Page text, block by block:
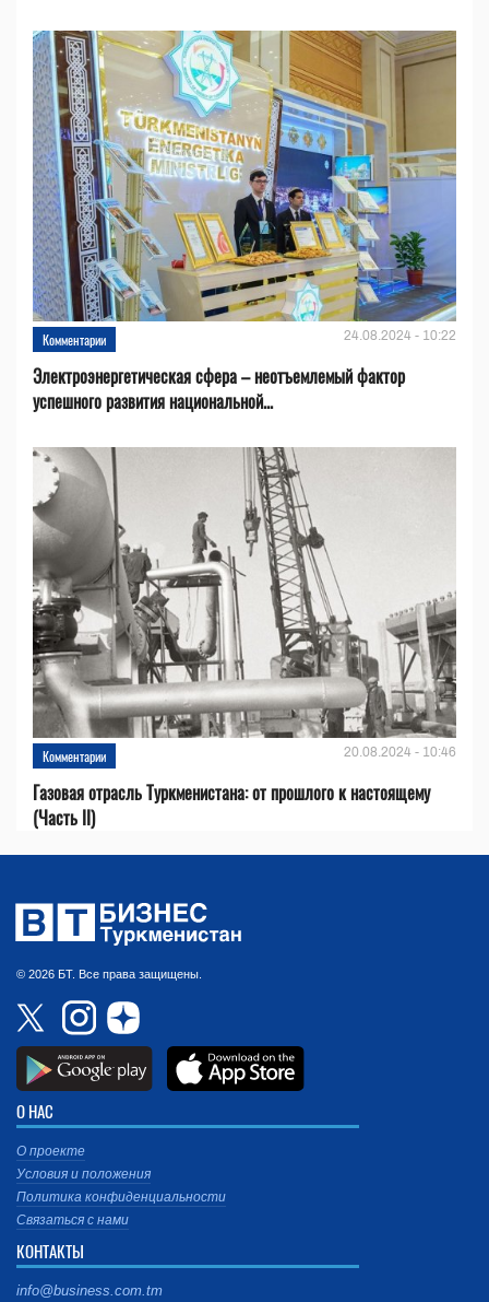
Комментарии 24.08.2024 - 10:22
Электроэнергетическая сфера – неотъемлемый фактор
успешного развития национальной...
Комментарии 20.08.2024 - 10:46
Газовая отрасль Туркменистана: от прошлого к настоящему
(Часть II)
© 2026 БТ. Все права защищены.
О НАС
О проекте
Условия и положения
Политика конфиденциальности
Связаться с нами
КОНТАКТЫ
info@business.com.tm